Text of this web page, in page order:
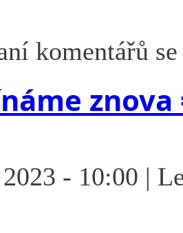
komentářů
znova
- 10:00 |